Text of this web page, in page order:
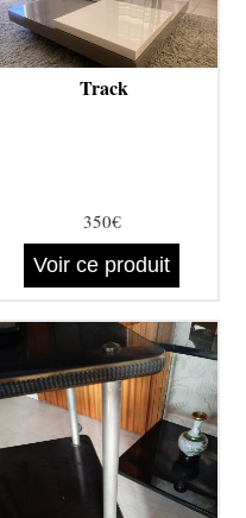
Track
350€
Voir ce produit